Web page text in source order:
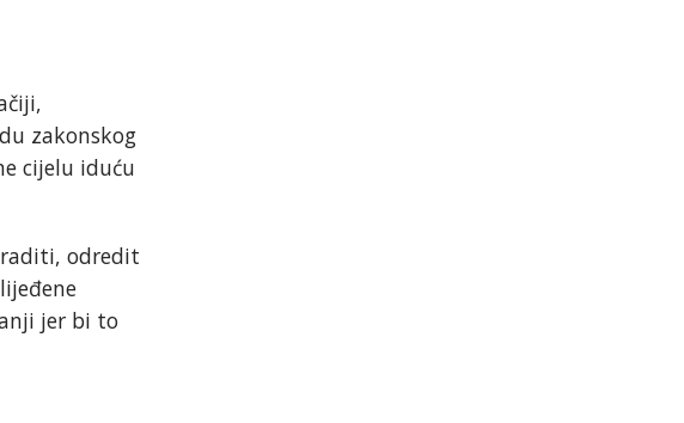
zakonskog
cijelu iduću
odredit
jer bi to